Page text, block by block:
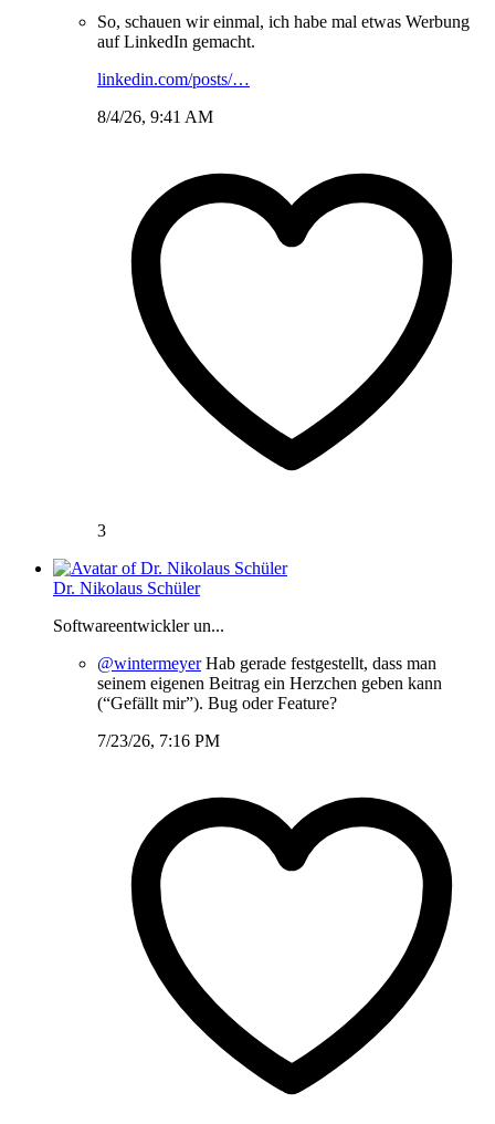
So, schauen wir einmal, ich habe mal etwas Werbung
auf LinkedIn gemacht.
linkedin.com/posts/…
8/4/26, 9:41 AM
3
Dr. Nikolaus Schüler
Softwareentwickler un...
@wintermeyerHab gerade festgestellt, dass man
seinem eigenen Beitrag ein Herzchen geben kann
(“Gefällt mir”). Bug oder Feature?
7/23/26, 7:16 PM